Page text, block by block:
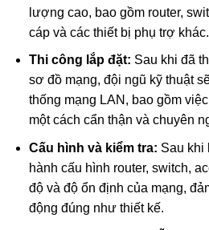
lượng cao, bao gồm router,
cáp và các thiết bị phụ trợ khác.
Thi công lắp đặt: Sau khi đã
sơ đồ mạng, đội ngũ kỹ thuật
thống mạng LAN, bao gồm
một cách cẩn thận và chuyên
Cấu hình và kiểm tra: Sau khi
hành cấu hình router, switch,
độ và độ ổn định của mạng,
động đúng như thiết kế.